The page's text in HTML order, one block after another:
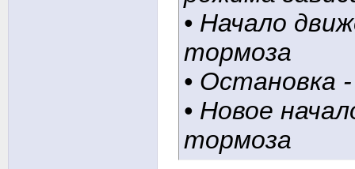
• Начало
тормоза
• Остановка
• Новое
тормоза